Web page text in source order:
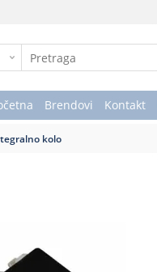
Brendovi Kontakt
kolo